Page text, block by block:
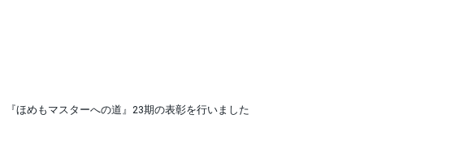
『ほめもマスターへの道』23期の表彰を行いました